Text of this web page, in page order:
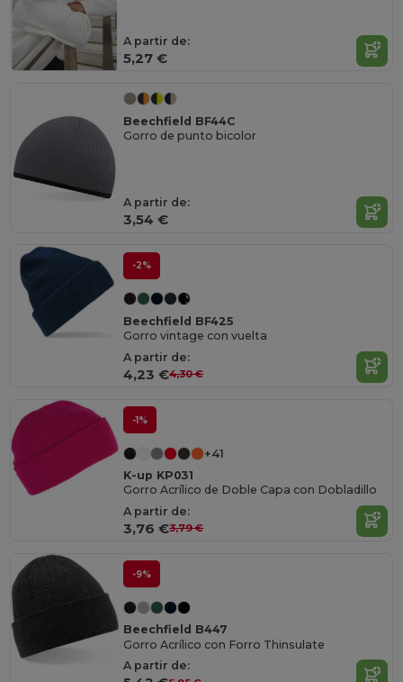
A partir de:
5,27 €
Beechfield BF44C
Gorro de punto bicolor
A partir de:
3,54 €
-2%
Beechfield BF425
Gorro vintage con vuelta
A partir de:
4,23 €4,30 €
-1%
+41
K-up KP031
Gorro Acrílico de Doble Capa con Dobladillo
A partir de:
3,76 €3,79 €
-9%
Beechfield B447
Gorro Acrílico con Forro Thinsulate
A partir de: